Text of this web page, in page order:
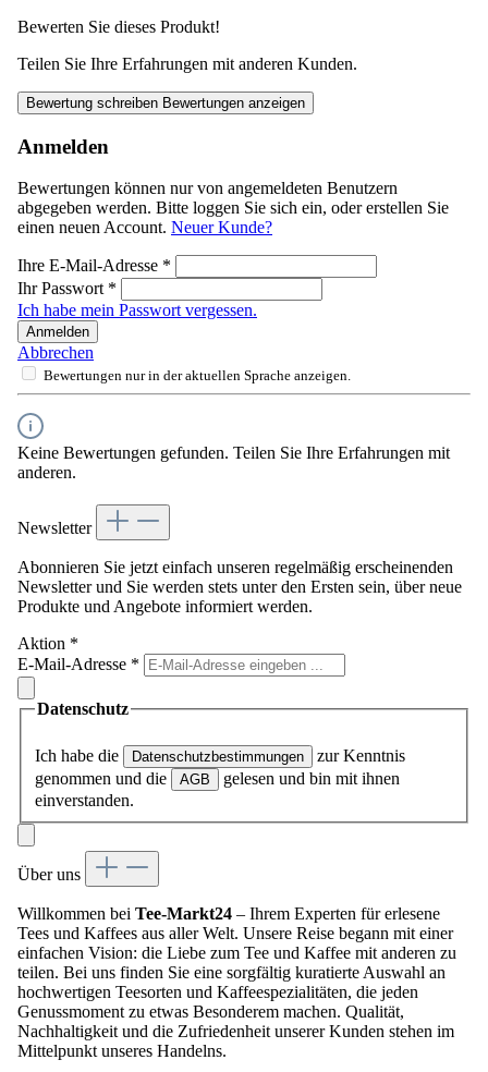
Bewerten Sie dieses Produkt!
Teilen Sie Ihre Erfahrungen mit anderen Kunden.
Bewertung schreiben Bewertungen anzeigen
Anmelden
Bewertungen können nur von angemeldeten Benutzern
abgegeben werden. Bitte loggen Sie sich ein, oder erstellen Sie
einen neuen Account. Neuer Kunde?
Ihre E-Mail-Adresse *
Ihr Passwort *
Ich habe mein Passwort vergessen.
Anmelden
Abbrechen
Bewertungen nur in der aktuellen Sprache anzeigen.
Keine Bewertungen gefunden. Teilen Sie Ihre Erfahrungen mit
anderen.
Newsletter
Abonnieren Sie jetzt einfach unseren regelmäßig erscheinenden
Newsletter und Sie werden stets unter den Ersten sein, über neue
Produkte und Angebote informiert werden.
Aktion *
E-Mail-Adresse *
Datenschutz
Ich habe die Datenschutzbestimmungen
zur Kenntnis
genommen und die
AGB
gelesen und bin mit ihnen
einverstanden.
Über uns
Willkommen bei Tee-Markt24 – Ihrem Experten für erlesene
Tees und Kaffees aus aller Welt. Unsere Reise begann mit einer
einfachen Vision: die Liebe zum Tee und Kaffee mit anderen zu
teilen. Bei uns finden Sie eine sorgfältig kuratierte Auswahl an
hochwertigen Teesorten und Kaffeespezialitäten, die jeden
Genussmoment zu etwas Besonderem machen. Qualität,
Nachhaltigkeit und die Zufriedenheit unserer Kunden stehen im
Mittelpunkt unseres Handelns.